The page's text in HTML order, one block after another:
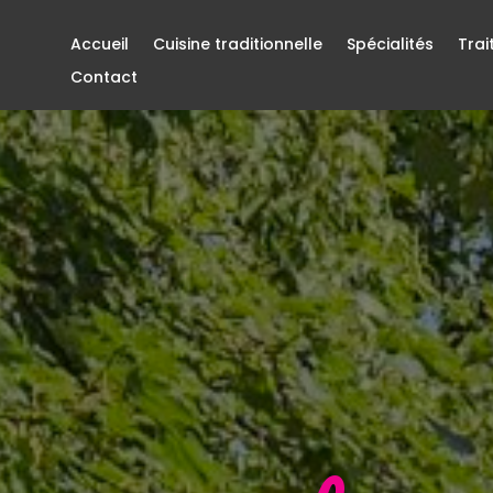
Accueil Cuisine traditionnelle Spécialités
Contact